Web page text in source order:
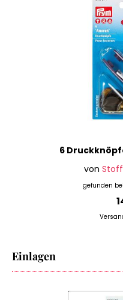
von
gefunden bei
Einlagen